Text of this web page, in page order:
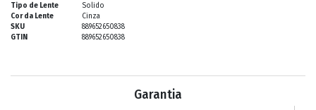
Tipo de Lente
Solido
Cor da Lente
Cinza
SKU
889652650838
GTIN
889652650838
Garantia